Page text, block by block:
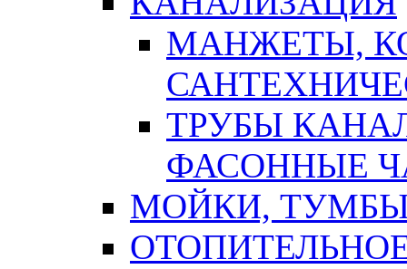
МАНЖЕТЫ,
ТРУБЫ
ФАСОННЫЕ
МОЙКИ,